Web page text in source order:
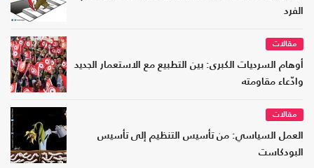
الفرد
مقالات
أوهام السرديات الكبرى: بين التطبيع مع الاستعمار الجديد
وادّعاء مقاومته
مقالات
العمل السياسي: من تأسيس التنظيم إلى تأسيس
البودكاست